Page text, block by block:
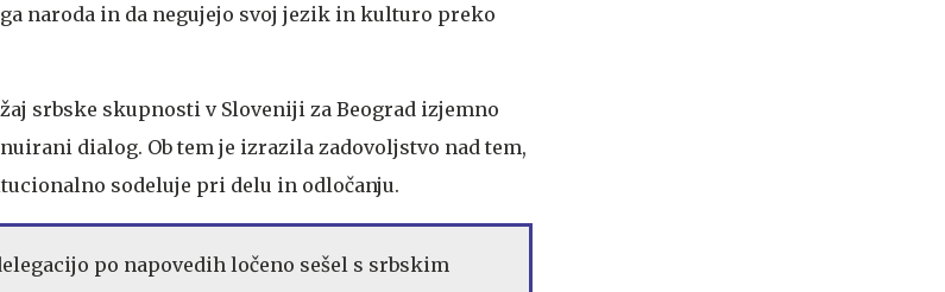
naroda in da negujejo svoj jezik in kulturo preko
srbske skupnosti v Sloveniji za Beograd izjemno
dialog. Ob tem je izrazila zadovoljstvo nad tem,
sodeluje pri delu in odločanju.
po napovedih ločeno sešel s srbskim